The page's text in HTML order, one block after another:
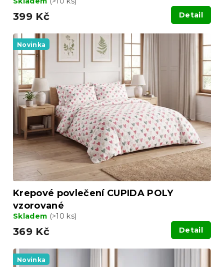
399 Kč Detail
Novinka
Krepové povlečení CUPIDA POLY
vzorované
Skladem (>10 ks)
369 Kč Detail
Novinka